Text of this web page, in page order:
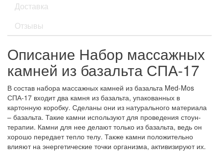
Доставка
Отзывы
Описание Набор массажных
камней из базальта СПА-17
В состав набора массажных камней из базальта Med-Mos
СПА-17 входит два камня из базальта, упакованных в
картонную коробку. Сделаны они из натурального материала
– базальта. Такие камни используют для проведения стоун-
терапии. Камни для нее делают только из базальта, ведь он
хорошо передает тепло телу. Также камни положительно
влияют на энергетические точки организма, активизируют их.